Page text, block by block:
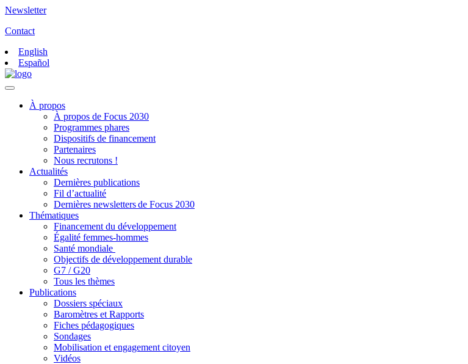
Newsletter
Contact
English
Español
À propos
À propos de Focus 2030
Programmes phares
Dispositifs de financement
Partenaires
Nous recrutons !
Actualités
Dernières publications
Fil d’actualité
Dernières newsletters de Focus 2030
Thématiques
Financement du développement
Égalité femmes-hommes
Santé mondiale
Objectifs de développement durable
G7 / G20
Tous les thèmes
Publications
Dossiers spéciaux
Baromètres et Rapports
Fiches pédagogiques
Sondages
Mobilisation et engagement citoyen
Vidéos